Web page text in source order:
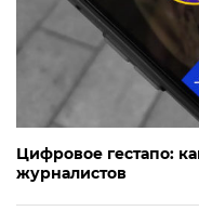
Цифровое гестапо:
журналистов